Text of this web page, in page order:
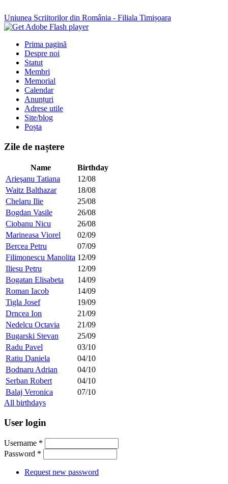
Uniunea Scriitorilor din România - Filiala Timișoara
Prima pagină
Despre noi
Statut
Membri
Memorial
Calendar
Anunțuri
Adrese utile
Site/blog
Poșta
Zile de naștere
Name
Birthday
Arieşanu Tatiana
12/08
Waitz Balthazar
18/08
Chelaru Ilie
25/08
Bogdan Vasile
26/08
Ciobanu Nicu
26/08
Marineasa Viorel
02/09
Bercea Petru
07/09
Filimonescu Manolita 12/09
Iliesu Petru
12/09
Bogatan Elisabeta
14/09
Roman Iacob
14/09
Tigla Josef
19/09
Drncea Ion
21/09
Nedelcu Octavia
21/09
Bugarski Stevan
25/09
Radu Pavel
03/10
Ratiu Daniela
04/10
Bodnaru Adrian
04/10
Serban Robert
04/10
Balaj Veronica
07/10
All birthdays
User login
Username *
Password *
Request new password